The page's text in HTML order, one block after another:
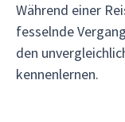
Während einer
fesselnde
den
kennenlernen.